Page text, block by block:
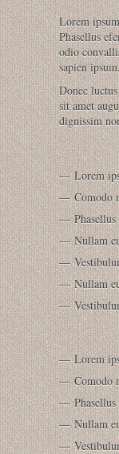
Lorem
Phasellus
odio
sapien
Donec
sit amet
dignissim
Lorem
Comodo
Nullam
Nullam
Lorem
Comodo
Nullam